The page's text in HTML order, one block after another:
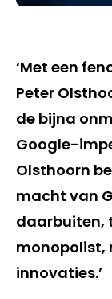
‘Met een
Peter
de bijna
Google-
Olsthoorn
macht van
daarbuiten,
monopolist,
innovaties.’